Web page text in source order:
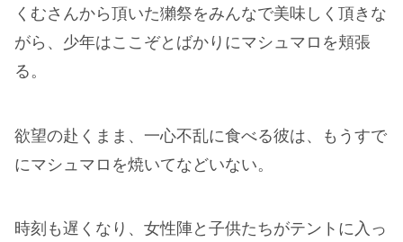
くむさんから頂いた獺祭をみんなで美味しく頂きな
がら、少年はここぞとばかりにマシュマロを頬張
る。
欲望の赴くまま、一心不乱に食べる彼は、もうすで
にマシュマロを焼いてなどいない。
時刻も遅くなり、女性陣と子供たちがテントに入っ